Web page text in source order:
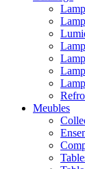
Meubles